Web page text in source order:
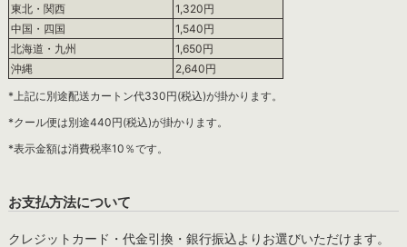
東北・関西
1,320円
中国・四国
1,540円
北海道・九州
1,650円
沖縄
2,640円
*上記に別途配送カートン代330円(税込)が掛かります。
*クール便は別途440円(税込)が掛かります。
*表示金額は消費税率10％です。
お支払方法について
クレジットカード・代金引換・銀行振込よりお選びいただけます。